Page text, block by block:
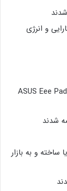
و انرژی
اولین دستگاه‌های 2 در 1 دنیا ساخته شدند: ASUS Eee Pad
شدند
ساخته و به بازار